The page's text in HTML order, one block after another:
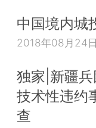
中国境内城
2018年08月24日
独家|新疆
技术性违约
查